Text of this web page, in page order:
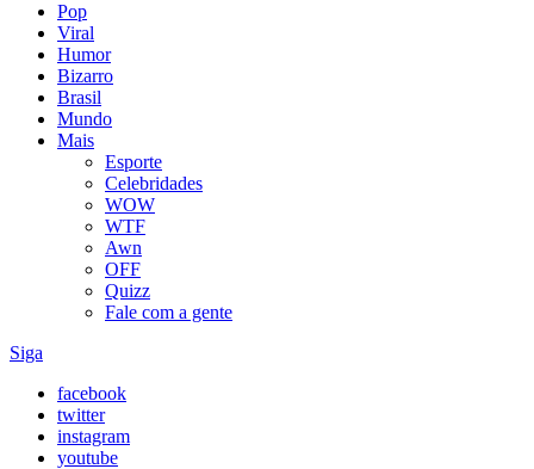
Pop
Viral
Humor
Bizarro
Brasil
Mundo
Mais
Esporte
Celebridades
WOW
WTF
Awn
OFF
Quizz
Fale com a gente
Siga
facebook
twitter
instagram
youtube